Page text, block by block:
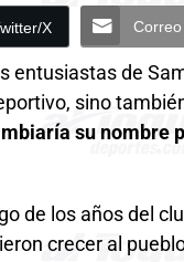
X
entusiastas de
sino
su
de los años del
crecer al